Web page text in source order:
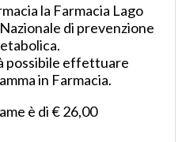
la Farmacia Lago
di prevenzione
possibile effettuare
in Farmacia.
è di € 26,00